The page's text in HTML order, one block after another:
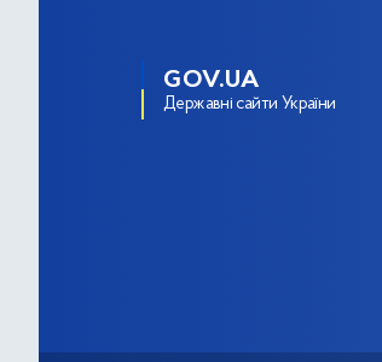
GOV.UA
Державні сайти України